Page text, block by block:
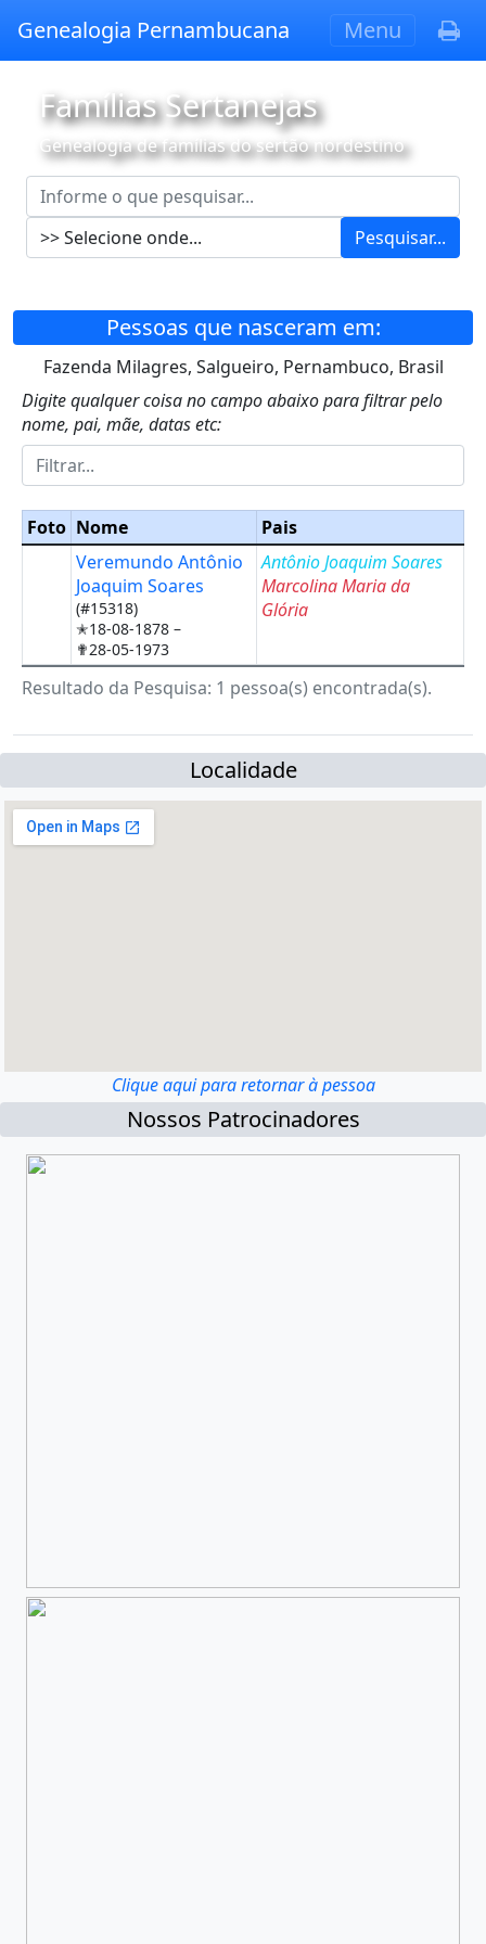
Genealogia Pernambucana Menu
Famílias Sertanejas
Genealogia de famílias do sertão nordestino
Pesquisar...
Pessoas que nasceram em:
Fazenda Milagres, Salgueiro, Pernambuco, Brasil
Digite qualquer coisa no campo abaixo para filtrar pelo
nome, pai, mãe, datas etc:
Foto Nome
Pais
Veremundo Antônio
Joaquim Soares
(#15318)
✭18-08-1878 –
✟28-05-1973
Antônio Joaquim Soares
Marcolina Maria da
Glória
Resultado da Pesquisa: 1 pessoa(s) encontrada(s).
Localidade
Clique aqui para retornar à pessoa
Nossos Patrocinadores